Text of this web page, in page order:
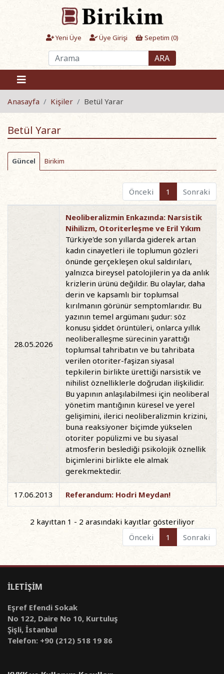
Yeni Üye Üye Girişi Sepetim (0)
ARA
Anasayfa Kişiler Betül Yarar
Betül Yarar
Güncel Birikim
Önceki 1 Sonraki
28.05.2026
Neoliberalizmin Enkazında: Narsistik
Nihilizm, Otoriterleşme ve Eril Yıkım
Türkiye'de son yıllarda giderek artan
kadın cinayetleri ile toplumun gözleri
önünde gerçekleşen okul saldırıları,
yalnızca bireysel patolojilerin ya da anlık
krizlerin ürünü değildir. Bu olaylar, daha
derin ve kapsamlı bir toplumsal
kırılmanın görünür semptomlarıdır. Bu
yazının temel argümanı şudur: söz
konusu şiddet örüntüleri, onlarca yıllık
neoliberalleşme sürecinin yarattığı
toplumsal tahribatın ve bu tahribata
verilen otoriter-faşizan siyasal
tepkilerin birlikte ürettiği narsistik ve
nihilist öznelliklerle doğrudan ilişkilidir.
Bu yapının anlaşılabilmesi için neoliberal
yönetim mantığının küresel ve yerel
gelişimini, ilerici neoliberalizmin krizini,
buna reaksiyoner biçimde yükselen
otoriter popülizmi ve bu siyasal
atmosferin beslediği psikolojik öznellik
biçimlerini birlikte ele almak
gerekmektedir.
17.06.2013 Referandum: Hodri Meydan!
2 kayıttan 1 - 2 arasındaki kayıtlar gösteriliyor
Önceki
1 Sonraki
İLETİŞİM
Eşref Efendi Sokak
No 122, Daire No 10, Kurtuluş
Şişli, İstanbul
Telefon: +90 (212) 518 19 86